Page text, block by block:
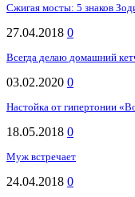
Сжигая мосты: 5 знаков
27.04.2018 0
Всегда делаю домашний
03.02.2020 0
Настойка от гипертонии
18.05.2018 0
Муж встречает
24.04.2018 0